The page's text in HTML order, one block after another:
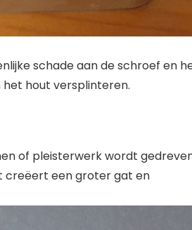
schade aan de schroef en
hout versplinteren.
of pleisterwerk wordt
creëert een groter gat en